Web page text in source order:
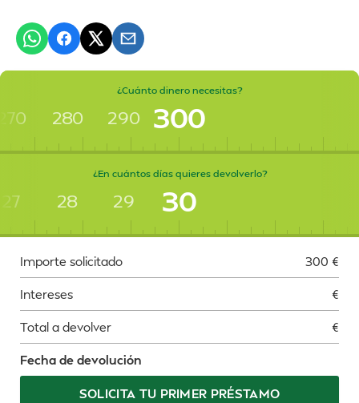
¿Cuánto dinero necesitas?
280 290 300
¿En cuántos días quieres devolverlo?
27 28 29 30
Importe solicitado 300 €
Intereses €
Total a devolver €
Fecha de devolución
SOLICITA TU PRIMER PRÉSTAMO